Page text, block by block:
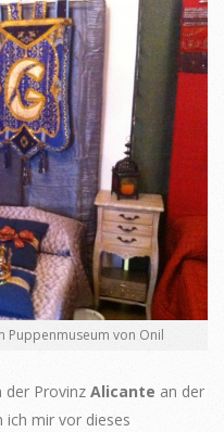
Puppenmuseum von Onil
der Provinz Alicante an der
ich mir vor dieses